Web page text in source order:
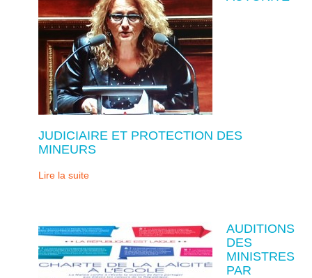
JUDICIAIRE ET PROTECTION DES
MINEURS
Lire la suite
AUDITIONS
DES
MINISTRES
PAR